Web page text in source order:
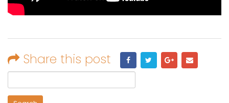
Share this post
Search
for: